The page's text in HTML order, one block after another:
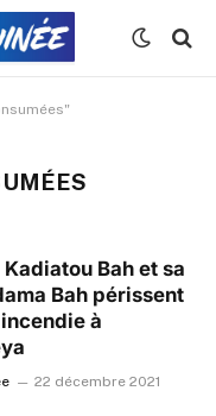
Bah et sa
Bah périssent
à
22 décembre 2021